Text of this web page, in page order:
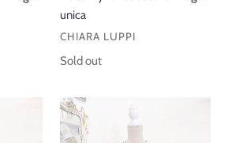
unica
VENDOR
CHIARA LUPPI
Regular
Sold out
Abito
Mykonos